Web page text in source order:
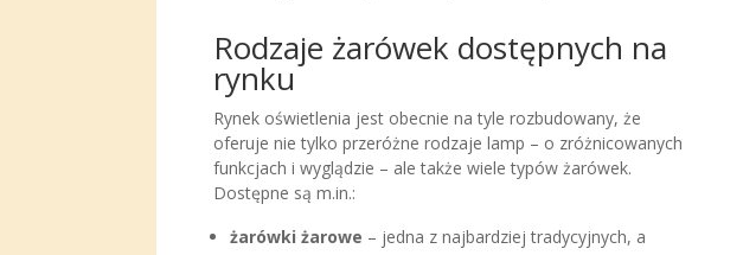
Rodzaje żarówek dostępnych na
rynku
Rynek oświetlenia jest obecnie na tyle rozbudowany, że
oferuje nie tylko przeróżne rodzaje lamp – o zróżnicowanych
funkcjach i wyglądzie – ale także wiele typów żarówek.
Dostępne są m.in.:
żarówki żarowe – jedna z najbardziej tradycyjnych, a